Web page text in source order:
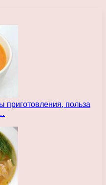
польза